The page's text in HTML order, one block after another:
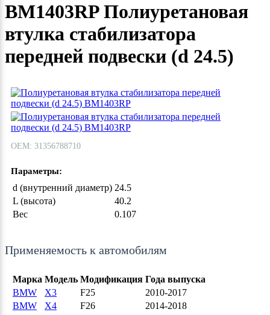
BM1403RP Полиуретановая
втулка стабилизатора
передней подвески (d 24.5)
ОЕМ: 31356788710
Параметры:
d (внутренний диаметр) 24.5
L (высота)
40.2
Вес
0.107
Применяемость к автомобилям
Марка Модель Модификация Года выпуска
BMW
X3 F25
2010-2017
BMW
X4 F26 2014-2018